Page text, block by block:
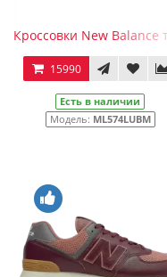
Кроссовки New
15990
Есть в наличии
Модель: ML574LUBM